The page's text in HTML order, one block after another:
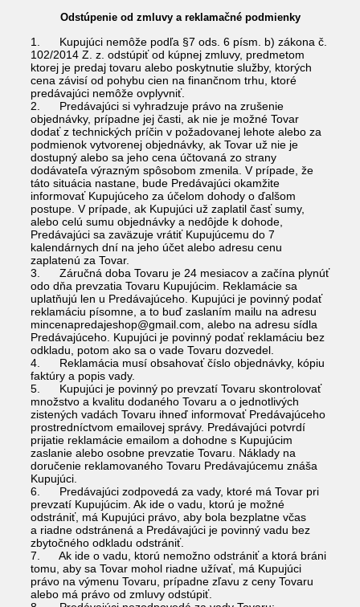
Odstúpenie od zmluvy a reklamačné podmienky
1. Kupujúci nemôže podľa §7 ods. 6 písm. b) zákona č.
102/2014 Z. z. odstúpiť od kúpnej zmluvy, predmetom
ktorej je predaj tovaru alebo poskytnutie služby, ktorých
cena závisí od pohybu cien na finančnom trhu, ktoré
predávajúci nemôže ovplyvniť.
2. Predávajúci si vyhradzuje právo na zrušenie
objednávky, prípadne jej časti, ak nie je možné Tovar
dodať z technických príčin v požadovanej lehote alebo za
podmienok vytvorenej objednávky, ak Tovar už nie je
dostupný alebo sa jeho cena účtovaná zo strany
dodávateľa výrazným spôsobom zmenila. V prípade, že
táto situácia nastane, bude Predávajúci okamžite
informovať Kupujúceho za účelom dohody o ďalšom
postupe. V prípade, ak Kupujúci už zaplatil časť sumy,
alebo celú sumu objednávky a nedôjde k dohode,
Predávajúci sa zaväzuje vrátiť Kupujúcemu do 7
kalendárnych dní na jeho účet alebo adresu cenu
zaplatenú za Tovar.
3. Záručná doba Tovaru je 24 mesiacov a začína plynúť
odo dňa prevzatia Tovaru Kupujúcim. Reklamácie sa
uplatňujú len u Predávajúceho. Kupujúci je povinný podať
reklamáciu písomne, a to buď zaslaním mailu na adresu
mincenapredajeshop@gmail.com, alebo na adresu sídla
Predávajúceho. Kupujúci je povinný podať reklamáciu bez
odkladu, potom ako sa o vade Tovaru dozvedel.
4. Reklamácia musí obsahovať číslo objednávky, kópiu
faktúry a popis vady.
5. Kupujúci je povinný po prevzatí Tovaru skontrolovať
množstvo a kvalitu dodaného Tovaru a o jednotlivých
zistených vadách Tovaru ihneď informovať Predávajúceho
prostredníctvom emailovej správy. Predávajúci potvrdí
prijatie reklamácie emailom a dohodne s Kupujúcim
zaslanie alebo osobne prevzatie Tovaru. Náklady na
doručenie reklamovaného Tovaru Predávajúcemu znáša
Kupujúci.
6. Predávajúci zodpovedá za vady, ktoré má Tovar pri
prevzatí Kupujúcim. Ak ide o vadu, ktorú je možné
odstrániť, má Kupujúci právo, aby bola bezplatne včas
a riadne odstránená a Predávajúci je povinný vadu bez
zbytočného odkladu odstrániť.
7. Ak ide o vadu, ktorú nemožno odstrániť a ktorá bráni
tomu, aby sa Tovar mohol riadne užívať, má Kupujúci
právo na výmenu Tovaru, prípadne zľavu z ceny Tovaru
alebo má právo od zmluvy odstúpiť.